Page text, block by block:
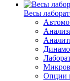
Весы
Опции